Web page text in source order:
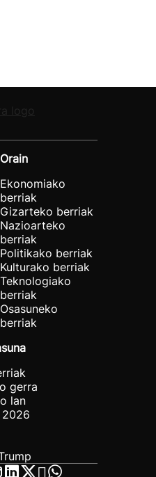
Orain
Ekonomiako
berriak
Gizarteko berriak
Nazioarteko
berriak
Politikako berriak
Kulturako berriak
Teknologiako
berriak
Osasuneko
berriak
gerra
lan